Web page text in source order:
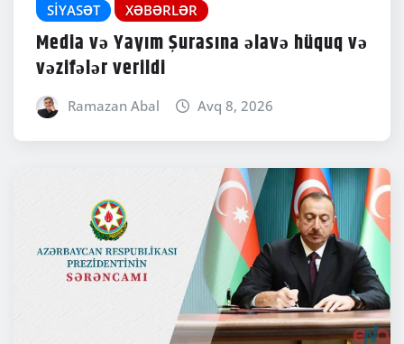
SIYASƏT XƏBƏRLƏR
Media və Yayım Şurasına əlavə hüquq və
vəzifələr verildi
Ramazan Abal Avq 8, 2026